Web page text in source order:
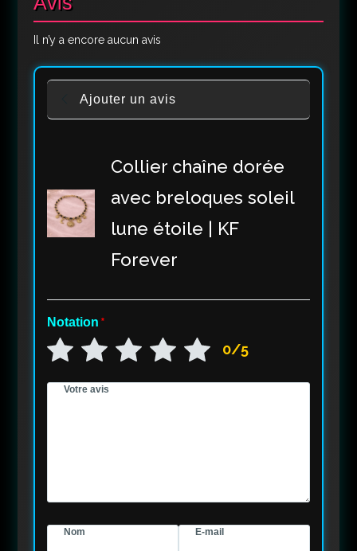
Il n’y a encore aucun avis
Ajouter un avis
Collier chaîne dorée
avec breloques soleil
lune étoile | KF
Forever
Notation *
0/5
Votre avis
Nom E-mail